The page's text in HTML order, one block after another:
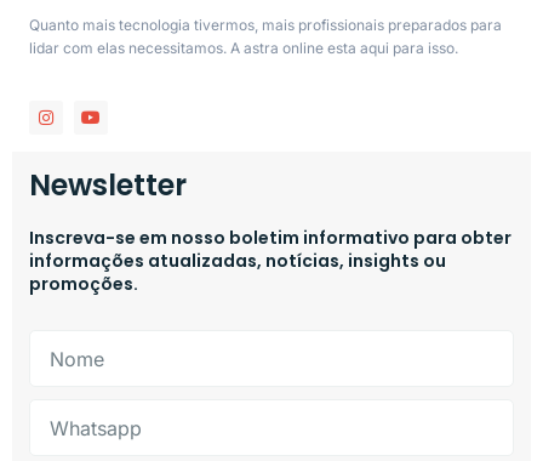
Quanto mais tecnologia tivermos, mais profissionais preparados para
lidar com elas necessitamos. A astra online esta aqui para isso.
Newsletter
Inscreva-se em nosso boletim informativo para obter
informações atualizadas, notícias, insights ou
promoções.